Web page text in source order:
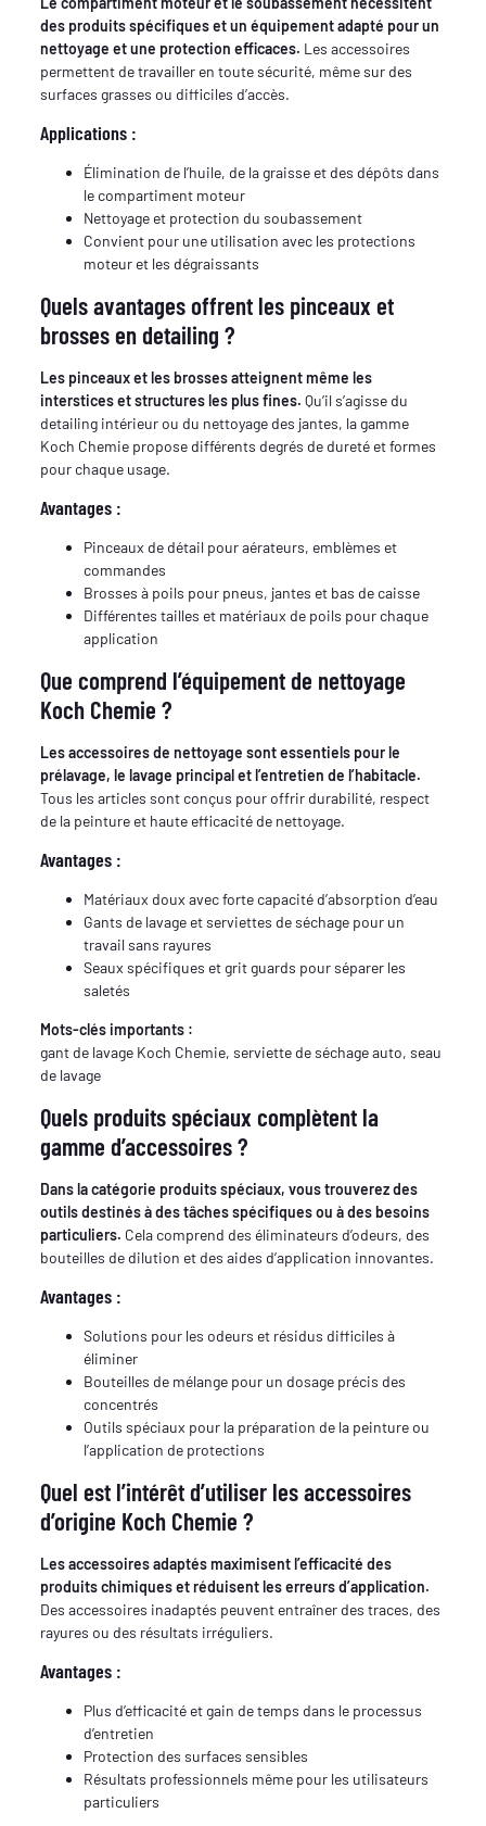
des produits spécifiques et un équipement adapté pour un
nettoyage et une protection efficaces. Les accessoires
permettent de travailler en toute sécurité, même sur des
surfaces grasses ou difficiles d’accès.
Applications :
Élimination de l’huile, de la graisse et des dépôts dans
le compartiment moteur
Nettoyage et protection du soubassement
Convient pour une utilisation avec les protections
moteur et les dégraissants
Quels avantages offrent les pinceaux et
brosses en detailing ?
Les pinceaux et les brosses atteignent même les
interstices et structures les plus fines. Qu’il s’agisse du
detailing intérieur ou du nettoyage des jantes, la gamme
Koch Chemie propose différents degrés de dureté et formes
pour chaque usage.
Avantages :
Pinceaux de détail pour aérateurs, emblèmes et
commandes
Brosses à poils pour pneus, jantes et bas de caisse
Différentes tailles et matériaux de poils pour chaque
application
Que comprend l’équipement de nettoyage
Koch Chemie ?
Les accessoires de nettoyage sont essentiels pour le
prélavage, le lavage principal et l’entretien de l’habitacle.
Tous les articles sont conçus pour offrir durabilité, respect
de la peinture et haute efficacité de nettoyage.
Avantages :
Matériaux doux avec forte capacité d’absorption d’eau
Gants de lavage et serviettes de séchage pour un
travail sans rayures
Seaux spécifiques et grit guards pour séparer les
saletés
Mots-clés importants :
gant de lavage Koch Chemie, serviette de séchage auto, seau
de lavage
Quels produits spéciaux complètent la
gamme d’accessoires ?
Dans la catégorie produits spéciaux, vous trouverez des
outils destinés à des tâches spécifiques ou à des besoins
particuliers. Cela comprend des éliminateurs d’odeurs, des
bouteilles de dilution et des aides d’application innovantes.
Avantages :
Solutions pour les odeurs et résidus difficiles à
éliminer
Bouteilles de mélange pour un dosage précis des
concentrés
Outils spéciaux pour la préparation de la peinture ou
l’application de protections
Quel est l’intérêt d’utiliser les accessoires
d’origine Koch Chemie ?
Les accessoires adaptés maximisent l’efficacité des
produits chimiques et réduisent les erreurs d’application.
Des accessoires inadaptés peuvent entraîner des traces, des
rayures ou des résultats irréguliers.
Avantages :
Plus d’efficacité et gain de temps dans le processus
d’entretien
Protection des surfaces sensibles
Résultats professionnels même pour les utilisateurs
particuliers